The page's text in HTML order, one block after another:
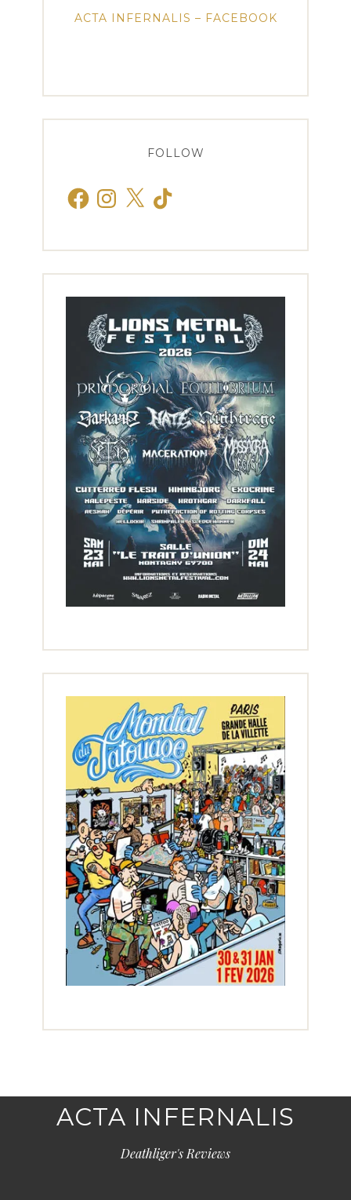
ACTA INFERNALIS – FACEBOOK
FOLLOW
FacebookInstagram
X TikTok
ACTA INFERNALIS
Deathliger's Reviews